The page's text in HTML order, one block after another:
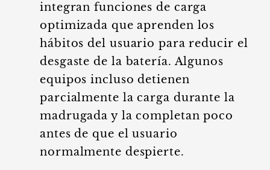
integran funciones de carga
optimizada que aprenden los
hábitos del usuario para reducir el
desgaste de la batería. Algunos
equipos incluso detienen
parcialmente la carga durante la
madrugada y la completan poco
antes de que el usuario
normalmente despierte.